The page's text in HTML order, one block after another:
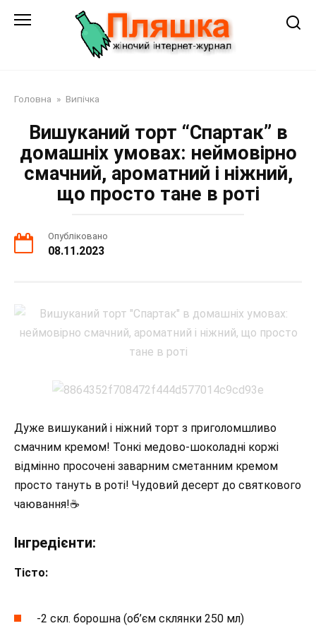
Головна » Випічка
Вишуканий торт “Спартак” в
домашніх умовах: неймовірно
смачний, ароматний і ніжний,
що просто тане в роті
Опубліковано
08.11.2023
Дуже вишуканий і ніжний торт з приголомшливо
смачним кремом! Тонкі медово-шоколадні коржі
відмінно просочені заварним сметанним кремом
просто тануть в роті! Чудовий десерт до святкового
чаювання!☕
Інгредієнти:
Тісто:
-2 скл. борошна (об’єм склянки 250 мл)